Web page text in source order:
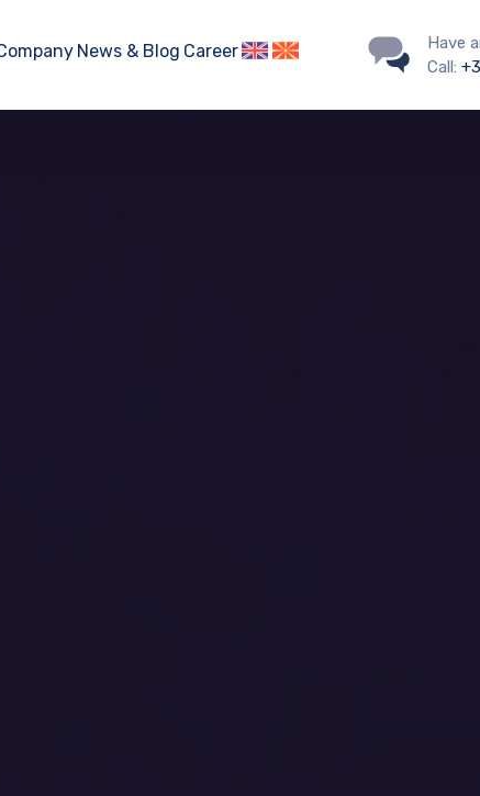
News & Blog Career
Have
Call: